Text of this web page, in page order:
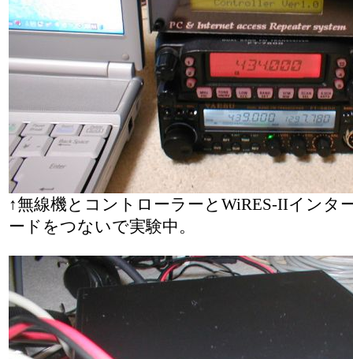
↑無線機とコントローラーとWiRES-IIインタ
ードをつないで実験中。